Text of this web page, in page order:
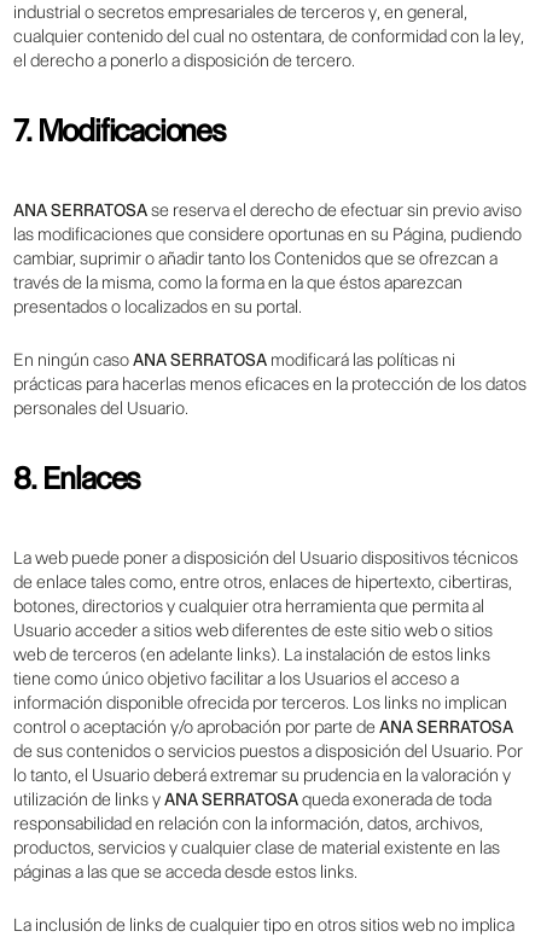
industrial o secretos empresariales de terceros y, en general,
cualquier contenido del cual no ostentara, de conformidad con la ley,
el derecho a ponerlo a disposición de tercero.
7. Modificaciones
ANA SERRATOSAse reserva el derecho de efectuar sin previo aviso
las modificaciones que considere oportunas en su Página, pudiendo
cambiar, suprimir o añadir tanto los Contenidos que se ofrezcan a
través de la misma, como la forma en la que éstos aparezcan
presentados o localizados en su portal.
En ningún casoANA SERRATOSA modificará las políticas ni
prácticas para hacerlas menos eficaces en la protección de los datos
personales del Usuario.
8. Enlaces
La web puede poner a disposición del Usuario dispositivos técnicos
de enlace tales como, entre otros, enlaces de hipertexto, cibertiras,
botones, directorios y cualquier otra herramienta que permita al
Usuario acceder a sitios web diferentes de este sitio web o sitios
web de terceros (en adelante links). La instalación de estos links
tiene como único objetivo facilitar a los Usuarios el acceso a
información disponible ofrecida por terceros. Los links no implican
control o aceptación y/o aprobación por parte deANA SERRATOSA
de sus contenidos o servicios puestos a disposición del Usuario. Por
lo tanto, el Usuario deberá extremar su prudencia en la valoración y
utilización de links yANA SERRATOSAqueda exonerada de toda
responsabilidad en relación con la información, datos, archivos,
productos, servicios y cualquier clase de material existente en las
páginas a las que se acceda desde estos links.
La inclusión de links de cualquier tipo en otros sitios web no implica